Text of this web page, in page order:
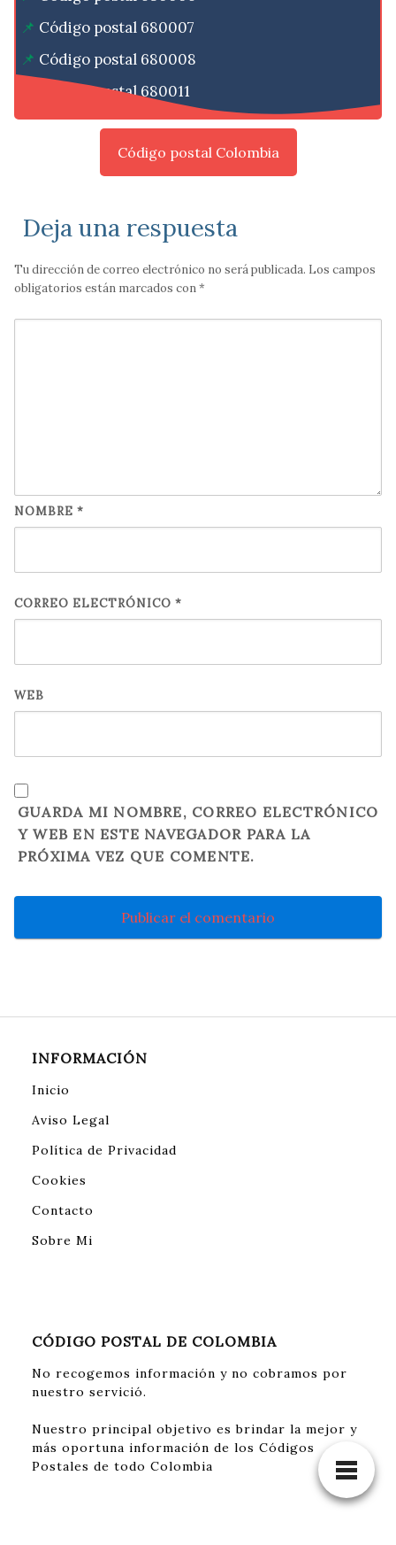
Código postal 680007
Código postal 680008
Código postal 680011
Código postal Colombia
Deja una respuesta
Tu dirección de correo electrónico no será publicada. Los campos
obligatorios están marcados con*
NOMBRE *
CORREO ELECTRÓNICO *
WEB
GUARDA MI NOMBRE, CORREO ELECTRÓNICO
Y WEB EN ESTE NAVEGADOR PARA LA
PRÓXIMA VEZ QUE COMENTE.
INFORMACIÓN
Inicio
Aviso Legal
Política de Privacidad
Cookies
Contacto
Sobre Mi
CÓDIGO POSTAL DE COLOMBIA
No recogemos información y no cobramos por
nuestro servició.
Nuestro principal objetivo es brindar la mejor y
más oportuna información de los Códigos
Postales de todo Colombia